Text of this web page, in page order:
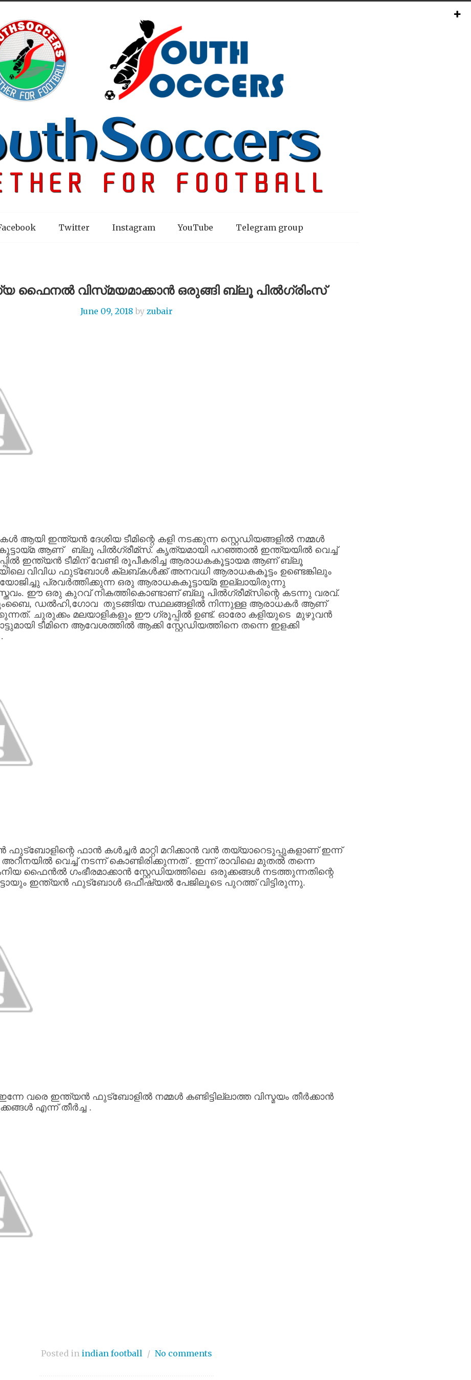
Twitter Instagram YouTube Telegram group
ഫൈനൽ വിസ്‌മയമാക്കാൻ ഒരുങ്ങി ബ്ലൂ പിൽഗ്രിംസ്
June 09, 2018 by zubair
ആയി ഇന്ത്യൻ ദേശിയ ടീമിന്റെ കളി നടക്കുന്ന സ്റ്റെഡിയങ്ങളിൽ നമ്മൾ
ആണ് ബ്ലൂ പിൽഗ്രീമ്സ്. കൃത്യമായി പറഞ്ഞാൽ ഇന്ത്യയിൽ വെച്ച്
ഇന്ത്യൻ ടീമിന് വേണ്ടി രൂപീകരിച്ച ആരാധകകൂട്ടായമ ആണ് ബ്ലൂ
വിവിധ ഫുട്‍ബോൾ ക്ലബ്കൾക്ക് അനവധി ആരാധകകൂട്ടം ഉണ്ടെങ്കിലും
യോജിച്ചു പ്രവർത്തിക്കുന്ന ഒരു ആരാധകകൂട്ടായ്മ ഇല്ലായിരുന്നു
. ഈ ഒരു കുറവ് നികത്തികൊണ്ടാണ് ബ്ലൂ പിൽഗ്രീമ്സിന്റെ കടന്നു വരവ്.
, ഡൽഹി,ഗോവ തുടങ്ങിയ സ്ഥലങ്ങളിൽ നിന്നുള്ള ആരാധകർ ആണ്
. ചുരുക്കം മലയാളികളും ഈ ഗ്രൂപ്പിൽ ഉണ്ട്. ഓരോ കളിയുടെ മുഴുവൻ
ടീമിനെ ആവേശത്തിൽ ആക്കി സ്റ്റേഡിയത്തിനെ തന്നെ ഇളക്കി
.
ഫുട്ബോളിന്റെ ഫാൻ കൾച്ചർ മാറ്റി മറിക്കാൻ വൻ തയ്യാറെടുപ്പുകളാണ് ഇന്ന്
അറീനയിൽ വെച്ച് നടന്ന് കൊണ്ടിരിക്കുന്നത്. ഇന്ന് രാവിലെ മുതൽ തന്നെ
ഫൈൻൽ ഗംഭീരമാക്കാൻ സ്റ്റേഡിയത്തിലെ ഒരുക്കങ്ങൾ നടത്തുന്നതിന്റെ
ഇന്ത്യൻ ഫുട്ബോൾ ഒഫീഷ്യൽ പേജിലൂടെ പുറത്ത് വിട്ടിരുന്നു.
വരെ ഇന്ത്യൻ ഫുട്ബോളിൽ നമ്മൾ കണ്ടിട്ടില്ലാത്ത വിസ്മയം തീർക്കാൻ
എന്ന് തീർച്ച .
Posted in indian football / No comments